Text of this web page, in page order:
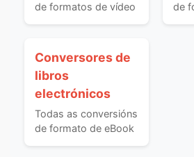
de formatos de vídeo
de
Conversores de
libros
electrónicos
Todas as conversións
de formato de eBook